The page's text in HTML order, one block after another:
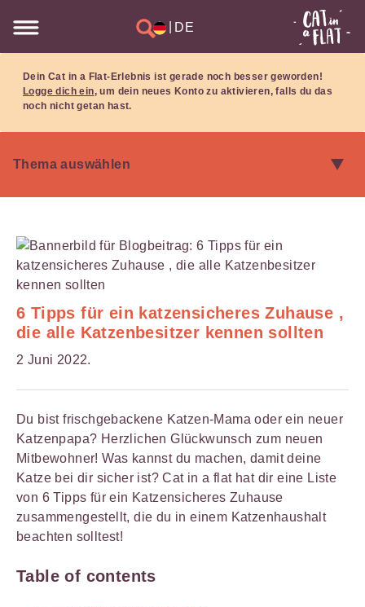
DE
Dein Cat in a Flat-Erlebnis ist gerade noch besser geworden!
Logge dich ein, um dein neues Konto zu aktivieren, falls du das
noch nicht getan hast.
6 Tipps für ein katzensicheres Zuhause ,
die alle Katzenbesitzer kennen sollten
2 Juni 2022.
Du bist frischgebackene Katzen-Mama oder ein neuer
Katzenpapa? Herzlichen Glückwunsch zum neuen
Mitbewohner! Was kannst du machen, damit deine
Katze bei dir sicher ist? Cat in a flat hat dir eine Liste
von 6 Tipps für ein Katzensicheres Zuhause
zusammengestellt, die du in einem Katzenhaushalt
beachten solltest!
Table of contents